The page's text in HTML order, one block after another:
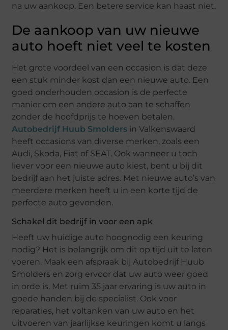
na uw aankoop. Een betere service kan haast niet.
De aankoop van uw nieuwe
auto hoeft niet veel te kosten
Het grote voordeel van een occasion is dat deze
een stuk minder kost dan een nieuwe auto. Een
goed onderhouden occasion is de perfecte
manier om een andere auto aan te schaffen
zonder de hoofdprijs te hoeven betalen.
Autobedrijf Huub Smolders in Valkenswaard
heeft occasions van diverse merken, zoals een
Audi, Skoda, Fiat of SEAT. Ook wanneer u toch
liever voor een nieuwe auto kiest, bent u bij dit
bedrijf aan het juiste adres. Met nieuwe auto’s van
meerdere merken heeft u in een korte tijd de
perfecte auto gevonden.
Schakel dit bedrijf in voor een apk
Heeft uw huidige auto hoognodig een keuring
nodig? Het is belangrijk om dit op tijd uit te laten
voeren. Maak een afspraak bij Autobedrijf Huub
Smolders en zorg ervoor dat uw auto weer goed
in orde is. Met ruim 35 jaar ervaring is uw auto in
goede handen bij de specialist. Ook voor
reparaties, het voltanken van uw auto en het
uitvoeren van jaarlijkse keuringen komt u langs